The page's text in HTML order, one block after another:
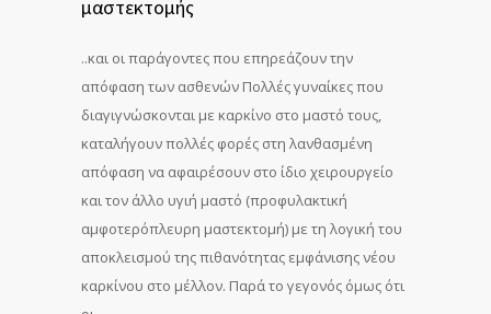
μαστεκτομής
..και οι παράγοντες που επηρεάζουν την
απόφαση των ασθενών Πολλές γυναίκες που
διαγιγνώσκονται με καρκίνο στο μαστό τους,
καταλήγουν πολλές φορές στη λανθασμένη
απόφαση να αφαιρέσουν στο ίδιο χειρουργείο
και τον άλλο υγιή μαστό (προφυλακτική
αμφοτερόπλευρη μαστεκτομή) με τη λογική του
αποκλεισμού της πιθανότητας εμφάνισης νέου
καρκίνου στο μέλλον. Παρά το γεγονός όμως ότι